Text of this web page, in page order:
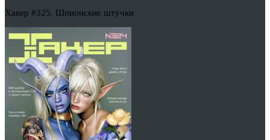
Хакер #325. Шпионские штучки